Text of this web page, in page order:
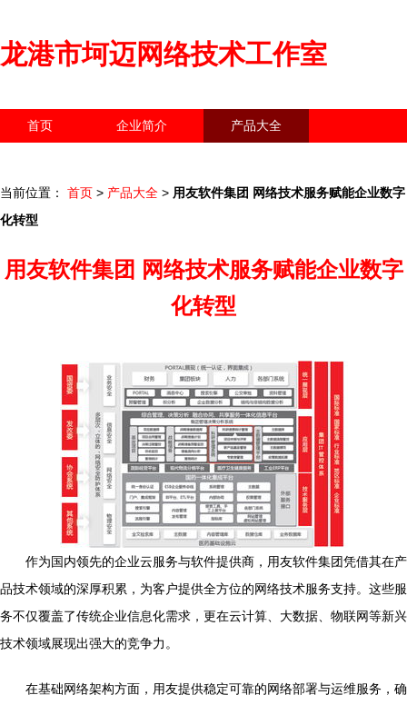
龙港市坷迈网络技术工作室
首页 企业简介 产品大全
当前位置： 首页 > 产品大全 > 用友软件集团 网络技术服务赋能企业数字
化转型
用友软件集团 网络技术服务赋能企业数字
化转型
作为国内领先的企业云服务与软件提供商，用友软件集团凭借其在产
品技术领域的深厚积累，为客户提供全方位的网络技术服务支持。这些服
务不仅覆盖了传统企业信息化需求，更在云计算、大数据、物联网等新兴
技术领域展现出强大的竞争力。
在基础网络架构方面，用友提供稳定可靠的网络部署与运维服务，确